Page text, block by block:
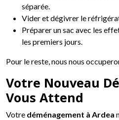
séparée.
Vider et dégivrer le
Préparer un sac avec les
les premiers jours.
Pour le reste, nous nous
Votre Nouveau
Vous Attend
Votre déménagement à Ardea